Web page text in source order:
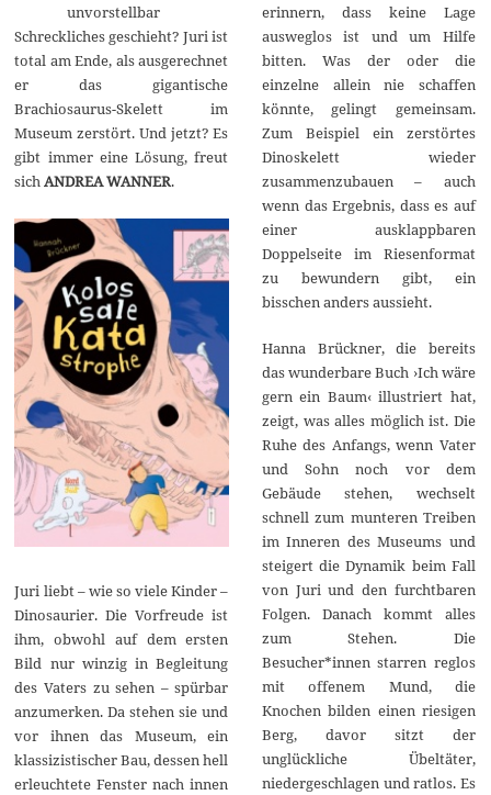
s
t
2
0
2
unvorstellbar
Schreckliches geschieht? Juri ist
total am Ende, als ausgerechnet
er das gigantische
Brachiosaurus-Skelett im
Museum zerstört. Und jetzt? Es
gibt immer eine Lösung, freut
sich ANDREA WANNER.
Juri liebt – wie so viele Kinder –
Dinosaurier. Die Vorfreude ist
ihm, obwohl auf dem ersten
Bild nur winzig in Begleitung
des Vaters zu sehen – spürbar
anzumerken. Da stehen sie und
vor ihnen das Museum, ein
klassizistischer Bau, dessen hell
erleuchtete Fenster nach innen
erinnern, dass keine Lage
ausweglos ist und um Hilfe
bitten. Was der oder die
einzelne allein nie schaffen
könnte, gelingt gemeinsam.
Zum Beispiel ein zerstörtes
Dinoskelett wieder
zusammenzubauen – auch
wenn das Ergebnis, dass es auf
einer ausklappbaren
Doppelseite im Riesenformat
zu bewundern gibt, ein
bisschen anders aussieht.
Hanna Brückner, die bereits
das wunderbare Buch ›Ich wäre
gern ein Baum‹ illustriert hat,
zeigt, was alles möglich ist. Die
Ruhe des Anfangs, wenn Vater
und Sohn noch vor dem
Gebäude stehen, wechselt
schnell zum munteren Treiben
im Inneren des Museums und
steigert die Dynamik beim Fall
von Juri und den furchtbaren
Folgen. Danach kommt alles
zum Stehen. Die
Besucher*innen starren reglos
mit offenem Mund, die
Knochen bilden einen riesigen
Berg, davor sitzt der
unglückliche Übeltäter,
niedergeschlagen und ratlos. Es